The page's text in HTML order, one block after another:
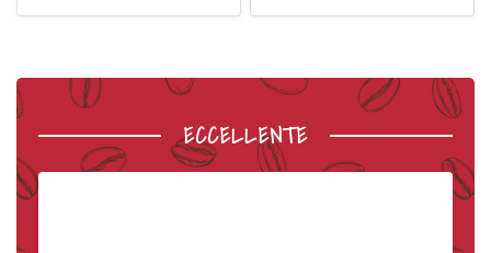
ECCELLENTE